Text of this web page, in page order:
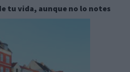
tu vida, aunque no lo notes